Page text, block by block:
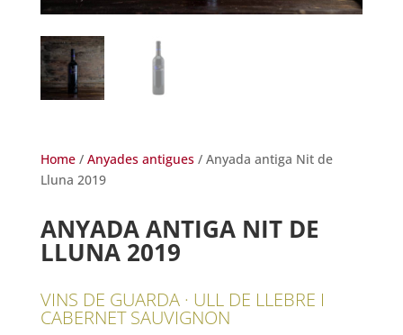
Home/ Anyades antigues/ Anyada antiga Nit de
Lluna 2019
ANYADA ANTIGA NIT DE
LLUNA 2019
VINS DE GUARDA · ULL DE LLEBRE I
CABERNET SAUVIGNON